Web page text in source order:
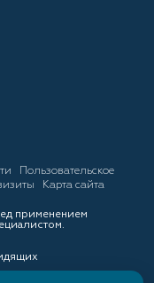
Пользовательское
Карта сайта
применением